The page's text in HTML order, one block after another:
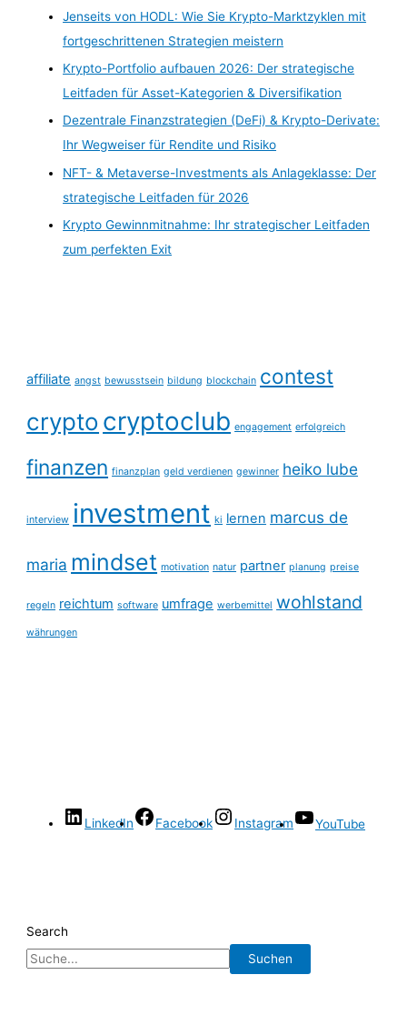
Jenseits von HODL: Wie Sie Krypto-Marktzyklen mit
fortgeschrittenen Strategien meistern
Krypto-Portfolio aufbauen 2026: Der strategische
Leitfaden für Asset-Kategorien & Diversifikation
Dezentrale Finanzstrategien (DeFi) & Krypto-Derivate:
Ihr Wegweiser für Rendite und Risiko
NFT- & Metaverse-Investments als Anlageklasse: Der
strategische Leitfaden für 2026
Krypto Gewinnmitnahme: Ihr strategischer Leitfaden
zum perfekten Exit
affiliate angst bewusstsein bildung blockchain contest
cryptocryptoclub engagement erfolgreich
finanzen finanzplan geld verdienen gewinner heiko lube
interview investment ki lernen marcus de
maria mindset motivation natur partner planung preise
regeln reichtum software umfrage werbemittel wohlstand
währungen
LinkedIn Facebook Instagram YouTube
Search
Suchen